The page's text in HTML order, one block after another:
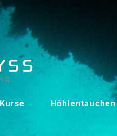
Höhlentauchen